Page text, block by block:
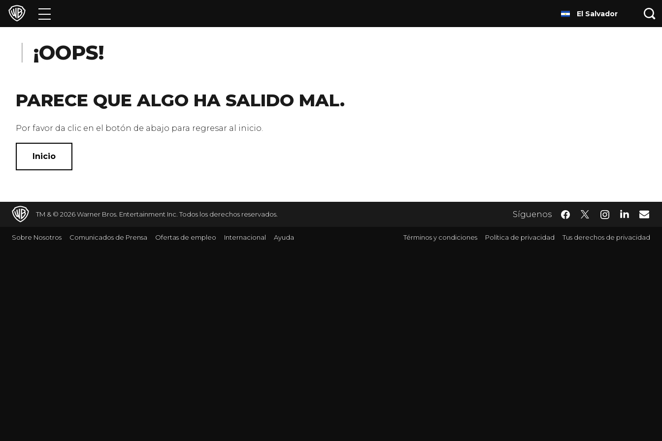
Películas
Franquicias
Colecciones
Noticias
El Salvador
¡OOPS!
PARECE QUE ALGO HA SALIDO MAL.
Por favor da clic en el botón de abajo para regresar al inicio.
Inicio
TM & © 2026 Warner Bros. Entertainment Inc. Todos los derechos reservados. Síguenos
Sobre Nosotros Comunicados de Prensa Ofertas de empleo Internacional Ayuda Términos y condiciones Política de privacidad Tus derechos de privacidad